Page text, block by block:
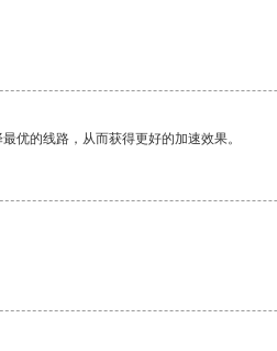
优的线路，从而获得更好的加速效果。